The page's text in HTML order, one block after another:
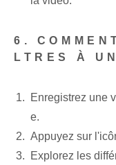
6.
LTRES À
Enregistrez une
e.
Appuyez sur
Explorez les